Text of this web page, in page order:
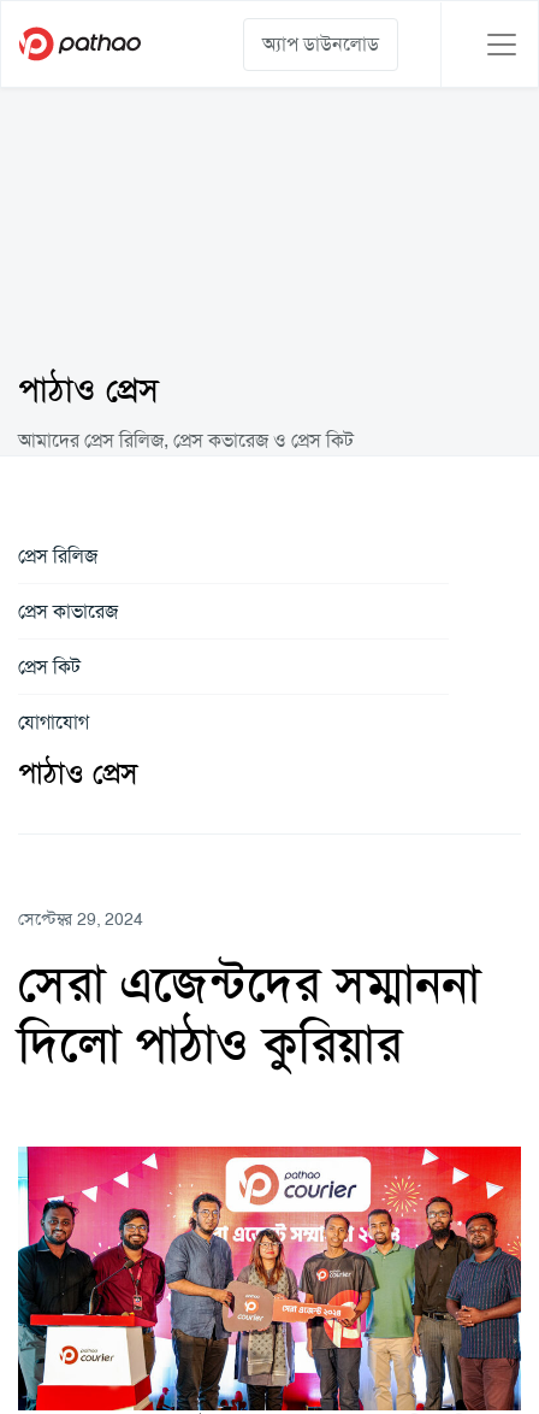
অ্যাপ ডাউনলোড
পাঠাও প্রেস
আমাদের প্রেস রিলিজ, প্রেস কভারেজ ও প্রেস কিট
প্রেস রিলিজ
প্রেস কাভারেজ
প্রেস কিট
যোগাযোগ
পাঠাও প্রেস
সেপ্টেম্বর 29, 2024
সেরা এজেন্টদের সম্মাননা
দিলো পাঠাও কুরিয়ার